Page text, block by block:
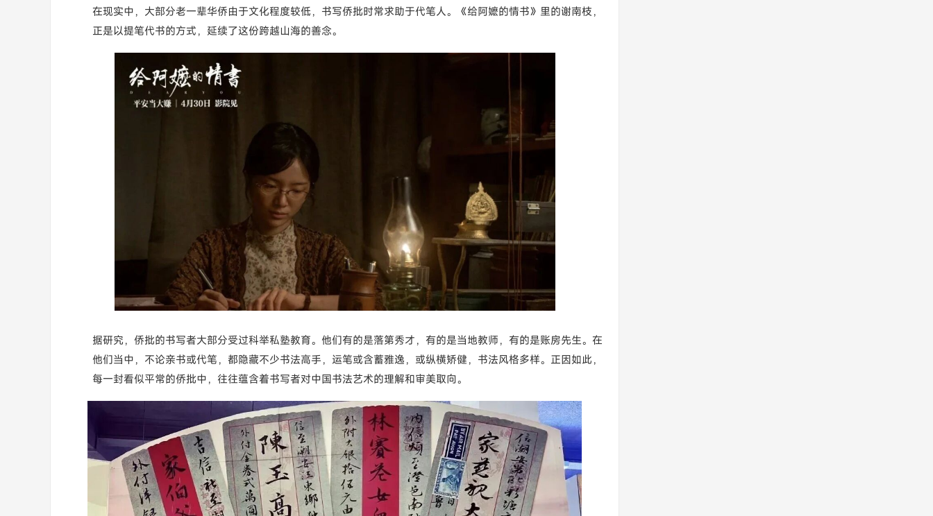
在现实中，大部分老一辈华侨由于文化程度较低，书写侨批时常求助于代笔人。《给阿嬷的情书》里的谢南枝，
正是以提笔代书的方式，延续了这份跨越山海的善念。
据研究，侨批的书写者大部分受过科举私塾教育。他们有的是落第秀才，有的是当地教师，有的是账房先生。在
他们当中， 不论亲书或代笔，都隐藏不少书法高手，运笔或含蓄雅逸，或纵横矫健，书法风格多样。 正因如此，
每一封看似平常的侨批中，往往蕴含着书写者对中国书法艺术的理解和审美取向。